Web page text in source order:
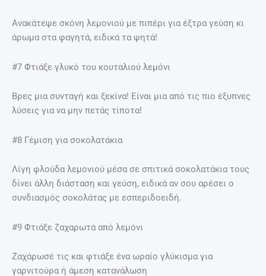
Ανακάτεψε σκόνη λεμονιού με πιπέρι για έξτρα γεύση κι
άρωμα στα φαγητά, ειδικά τα ψητά!
#7 Φτιάξε γλυκό του κουταλιού λεμόνι
Βρες μια συνταγή και ξεκίνα! Είναι μια από τις πιο έξυπνες
λύσεις για να μην πετάς τίποτα!
#8 Γέμιση για σοκολατάκια
Λίγη φλούδα λεμονιού μέσα σε σπιτικά σοκολατάκια τους
δίνει άλλη διάσταση και γεύση, ειδικά αν σου αρέσει ο
συνδιασμός σοκολάτας με εσπεριδοειδή.
#9 Φτιάξε ζαχαρωτά από λεμόνι
Ζαχάρωσέ τις και φτιάξε ένα ωραίο γλύκισμα για
γαρνιτούρα ή άμεση κατανάλωση